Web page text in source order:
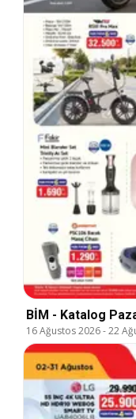
BİM - Katalog
16 Ağustos 2026-22